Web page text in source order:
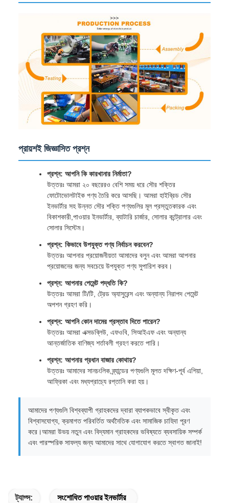
প্রায়শই জিজ্ঞাসিত প্রশ্ন
প্রশ্ন: আপনি কি কারখানার নির্মাতা?
উত্তরঃ আমরা ২০ বছরেরও বেশি সময় ধরে সৌর শক্তির
ফোটোভোলটাইক পণ্য তৈরি করে আসছি। আমরা হাইব্রিড সৌর
ইনভার্টার সহ উন্নত সৌর শক্তি পণ্যগুলির মূল প্রস্তুতকারক এবং
বিকাশকারী,পাওয়ার ইনভার্টার, ব্যাটারি চার্জার, সোলার কন্ট্রোলার এবং
সোলার সিস্টেম।
প্রশ্ন: কিভাবে উপযুক্ত পণ্য নির্বাচন করবেন?
উত্তরঃ আপনার প্রয়োজনীয়তা আমাদের বলুন এবং আমরা আপনার
প্রয়োজনের জন্য সবচেয়ে উপযুক্ত পণ্য সুপারিশ করব।
প্রশ্ন: আপনার পেমেন্ট পদ্ধতি কি?
উত্তরঃ আমরা টি/টি, ট্রেড অ্যাসুরেন্স এবং অন্যান্য নিরাপদ পেমেন্ট
অপশন গ্রহণ করি।
প্রশ্ন: আপনি কোন দামের প্রস্তাব দিতে পারেন?
উত্তরঃ আমরা এক্সডব্লিউ, এফওবি, সিআইএফ এবং অন্যান্য
আন্তর্জাতিক বাণিজ্য শর্তাবলী গ্রহণ করতে পারি।
প্রশ্ন: আপনার প্রধান বাজার কোথায়?
উত্তরঃ আমাদের সানচংলিক ব্র্যান্ডের পণ্যগুলি মূলত দক্ষিণ-পূর্ব এশিয়া,
আফ্রিকা এবং মধ্যপ্রাচ্যে রপ্তানি করা হয়।
আমাদের পণ্যগুলি বিশ্বব্যাপী গ্রাহকদের দ্বারা ব্যাপকভাবে স্বীকৃত এবং
বিশ্বাসযোগ্য, ক্রমাগত পরিবর্তিত অর্থনৈতিক এবং সামাজিক চাহিদা পূরণ
করে।আমরা উভয় নতুন এবং বিদ্যমান গ্রাহকদের ভবিষ্যতে ব্যবসায়িক সম্পর্ক
এবং পারস্পরিক সাফল্য জন্য আমাদের সাথে যোগাযোগ করতে স্বাগত জানাই!
ট্যাগ্স: সংশোধিত পাওয়ার ইনভার্টার